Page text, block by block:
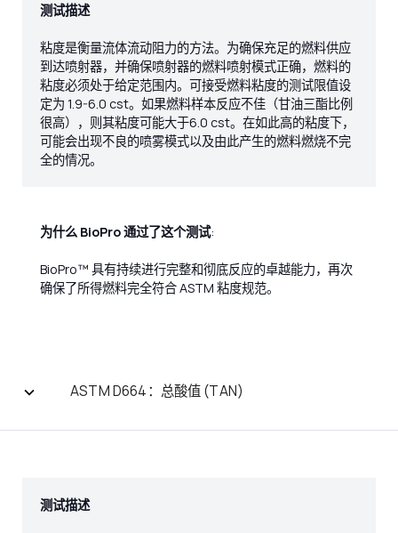
测试描述
粘度是衡量流体流动阻力的方法。为确保充足的燃料供应
到达喷射器，并确保喷射器的燃料喷射模式正确，燃料的
粘度必须处于给定范围内。可接受燃料粘度的测试限值设
定为 1.9-6.0 cst。如果燃料样本反应不佳（甘油三酯比例
很高），则其粘度可能大于6.0 cst。在如此高的粘度下，
可能会出现不良的喷雾模式以及由此产生的燃料燃烧不完
全的情况。
为什么 BioPro 通过了这个测试:
BioPro™ 具有持续进行完整和彻底反应的卓越能力，再次
确保了所得燃料完全符合 ASTM 粘度规范。
ASTM D664：总酸值 (TAN)
测试描述